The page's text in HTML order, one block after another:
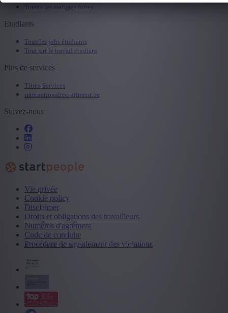
Toutes les marques fortes
Etudiants
Tous les jobs étudiants
Tout sur le travail étudiant
Plus de services
Titres-Services
internationalrecruitment.be
Suivez-nous
Vie privée
Cookie policy
Disclaimer
Droits et obligations des travailleurs
Numéros d'agrément
Code de conduite
Procédure de signalement des violations